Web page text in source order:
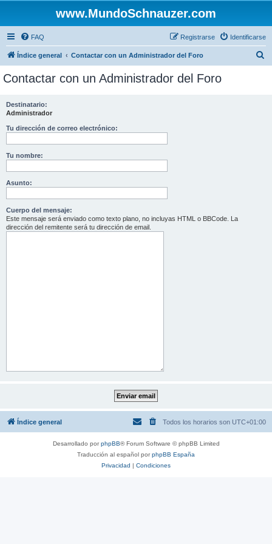
www.MundoSchnauzer.com
FAQ Identificarse
Registrarse
Índice general Contactar con un Administrador del Foro
Contactar con un Administrador del Foro
Destinatario:
Administrador
Tu dirección de correo electrónico:
Tu nombre:
Asunto:
Cuerpo del mensaje:
Este mensaje será enviado como texto plano, no incluyas HTML o BBCode. La
dirección del remitente será tu dirección de email.
Índice general Todos los horarios son UTC+01:00
Desarrollado porphpBB® Forum Software © phpBB Limited
Traducción al español porphpBB España
Privacidad | Condiciones